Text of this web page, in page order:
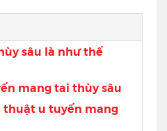
sâu là như thế
mang tai thùy sâu
thuật u tuyến mang